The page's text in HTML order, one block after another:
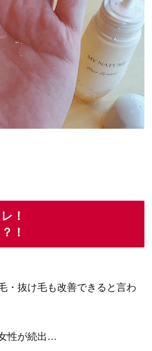
！
！
・抜け毛も改善できると言わ
性が続出…